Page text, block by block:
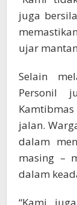
juga
ujar
Selain
Personil
jalan.
dalam
masing –
dalam